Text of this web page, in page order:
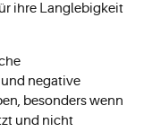
ihre Langlebigkeit
negative
besonders wenn
und nicht